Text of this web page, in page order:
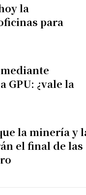
la
para
GPU: ¿vale la
la minería y
el final de las